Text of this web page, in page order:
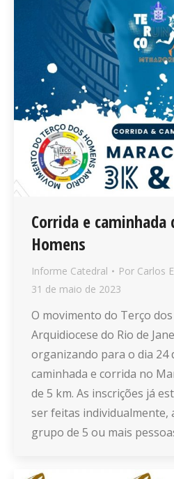
Corrida e caminhada
Homens
Informe Catedral Por Carlos
31 de maio de 2023
O movimento do Terço
Arquidiocese do Rio de
organizando para o dia 24
caminhada e corrida no
de 5 km. As inscrições já
ser feitas individualmente,
grupo de 5 ou mais